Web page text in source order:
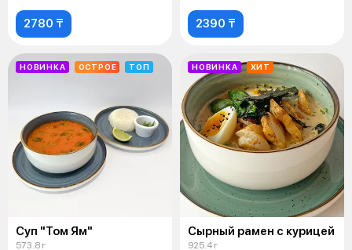
2780 ₸ 2390 ₸
НОВИНКА ОСТРОЕ ТОП
Суп "Том Ям"
573.8 г
НОВИНКА ХИТ
Сырный рамен с курицей
925.4 г